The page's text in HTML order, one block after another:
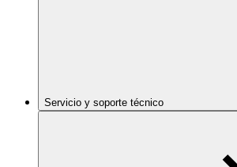
Servicio y soporte técnico